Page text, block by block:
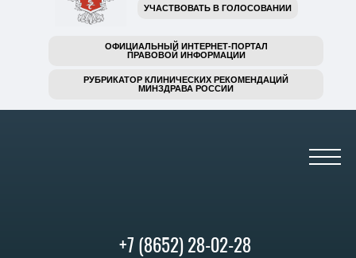
УЧАСТВОВАТЬ В ГОЛОСОВАНИИ
ОФИЦИАЛЬНЫЙ ИНТЕРНЕТ-ПОРТАЛ
ПРАВОВОЙ ИНФОРМАЦИИ
РУБРИКАТОР КЛИНИЧЕСКИХ РЕКОМЕНДАЦИЙ
МИНЗДРАВА РОССИИ
+7 (8652) 28-02-28